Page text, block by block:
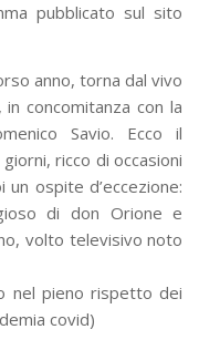
pubblicato sul sito
anno, torna dal vivo
concomitanza con la
Savio. Ecco il
ricco di occasioni
ospite d’eccezione:
di don Orione e
volto televisivo noto
nel pieno rispetto dei
covid)